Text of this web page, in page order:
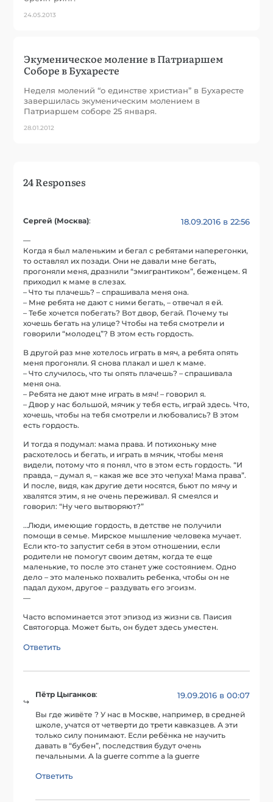
24.05.2013
Экуменическое моление в Патриаршем
Соборе в Бухаресте
Неделя молений “о единстве христиан” в Бухаресте
завершилась экуменическим молением в
Патриаршем соборе 25 января.
28.01.2012
24 Responses
Сергей (Москва): 18.09.2016 в 22:56
—
Когда я был маленьким и бегал с ребятами наперегонки,
то оставлял их позади. Они не давали мне бегать,
прогоняли меня, дразнили “эмигрантиком”, беженцем. Я
приходил к маме в слезах.
– Что ты плачешь? – спрашивала меня она.
– Мне ребята не дают с ними бегать, – отвечал я ей.
– Тебе хочется побегать? Вот двор, бегай. Почему ты
хочешь бегать на улице? Чтобы на тебя смотрели и
говорили “молодец”? В этом есть гордость.
В другой раз мне хотелось играть в мяч, а ребята опять
меня прогоняли. Я снова плакал и шел к маме.
– Что случилось, что ты опять плачешь? – спрашивала
меня она.
– Ребята не дают мне играть в мяч! – говорил я.
– Двор у нас большой, мячик у тебя есть, играй здесь. Что,
хочешь, чтобы на тебя смотрели и любовались? В этом
есть гордость.
И тогда я подумал: мама права. И потихоньку мне
расхотелось и бегать, и играть в мячик, чтобы меня
видели, потому что я понял, что в этом есть гордость. “И
правда, – думал я, – какая же все это чепуха! Мама права”.
И после, видя, как другие дети носятся, бьют по мячу и
хвалятся этим, я не очень переживал. Я смеялся и
говорил: “Ну чего вытворяют?”
…Люди, имеющие гордость, в детстве не получили
помощи в семье. Мирское мышление человека мучает.
Если кто-то запустит себя в этом отношении, если
родители не помогут своим детям, когда те еще
маленькие, то после это станет уже состоянием. Одно
дело – это маленько похвалить ребенка, чтобы он не
падал духом, другое – раздувать его эгоизм.
—
Часто вспоминается этот эпизод из жизни св. Паисия
Святогорца. Может быть, он будет здесь уместен.
Ответить
Пётр Цыганков: 19.09.2016 в 00:07
Вы где живёте ? У нас в Москве, например, в средней
школе, учатся от четверти до трети кавказцев. А эти
только силу понимают. Если ребёнка не научить
давать в “бубен”, последствия будут очень
печальными. A la guerre comme a la guerre
Ответить